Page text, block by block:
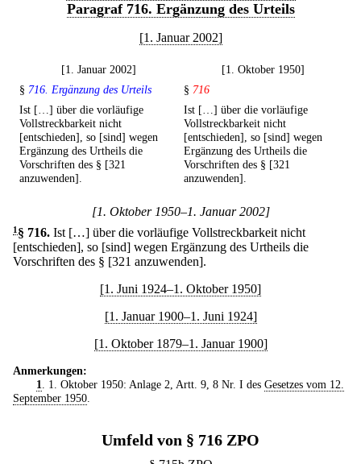
Paragraf 716. Ergänzung des Urteils
[1. Januar 2002]
[1. Januar 2002]
[1. Oktober 1950]
§ 716. Ergänzung des Urteils § 716
Ist […] über die vorläufige
Vollstreckbarkeit nicht
[entschieden], so [sind] wegen
Ergänzung des Urtheils die
Vorschriften des § [321
anzuwenden].
Ist […] über die vorläufige
Vollstreckbarkeit nicht
[entschieden], so [sind] wegen
Ergänzung des Urtheils die
Vorschriften des § [321
anzuwenden].
[1. Oktober 1950–1. Januar 2002]
1§ 716. Ist […] über die vorläufige Vollstreckbarkeit nicht
[entschieden], so [sind] wegen Ergänzung des Urtheils die
Vorschriften des § [321 anzuwenden].
[1. Juni 1924–1. Oktober 1950]
[1. Januar 1900–1. Juni 1924]
[1. Oktober 1879–1. Januar 1900]
Anmerkungen:
1. 1. Oktober 1950: Anlage 2, Artt. 9, 8 Nr. I des Gesetzes vom 12.
September 1950.
Umfeld von § 716 ZPO